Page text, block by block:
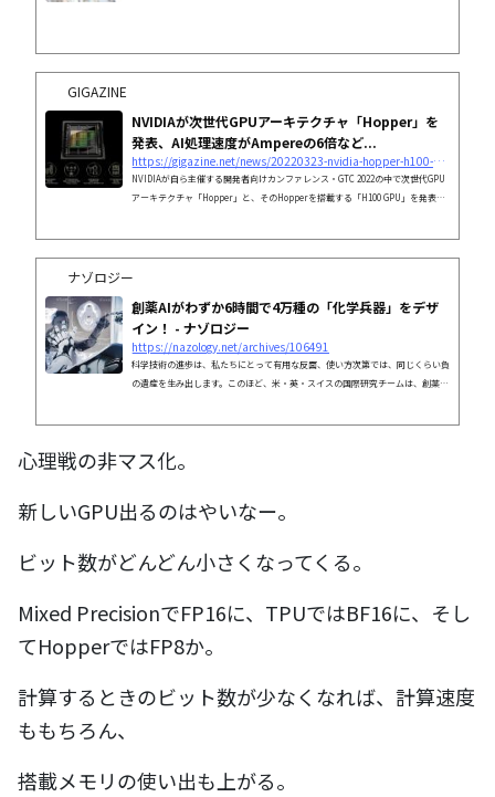
GIGAZINE
NVIDIAが次世代GPUアーキテクチャ「Hopper」を
発表、AI処理速度がAmpereの6倍など...
https://gigazine.net/news/20220323-nvidia-hopper-h100-gpu/
NVIDIAが自ら主催する開発者向けカンファレンス・GTC 2022の中で次世代GPU
アーキテクチャ「Hopper」と、そのHopperを搭載する「H100 GPU」を発表し
ナゾロジー
創薬AIがわずか6時間で4万種の「化学兵器」をデザ
イン！ - ナゾロジー
https://nazology.net/archives/106491
科学技術の進歩は、私たちにとって有用な反面、使い方次第では、同じくらい負
の遺産を生み出します。このほど、米・英・スイスの国際研究チームは、創薬の
死的な技術になることを証明するものです。研究の詳細は、2022年3月7日付で科
心理戦の非マス化。
新しいGPU出るのはやいなー。
ビット数がどんどん小さくなってくる。
Mixed PrecisionでFP16に、TPUではBF16に、そし
てHopperではFP8か。
計算するときのビット数が少なくなれば、計算速度
ももちろん、
搭載メモリの使い出も上がる。